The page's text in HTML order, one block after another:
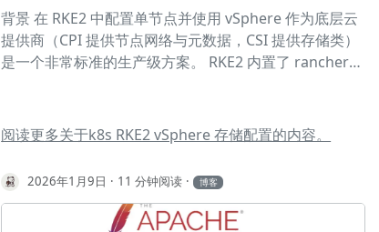
背景 在 RKE2 中配置单节点并使用 vSphere 作为底层云
提供商（CPI 提供节点网络与元数据，CSI 提供存储类）
是一个非常标准的生产级方案。 RKE2 内置了 rancher-
HelmChartConfig 将你的 vCenter 凭证注入给这些自动
部署的组件。 修改 vsphere 参数 在安装之前，你必须在
vCenter 中修改这台节点虚拟机的高级设置，否则 CSI 将
无法挂载存储卷： 关闭虚拟机，右键选择 编辑设置 (Edit
Settings)。 转到 虚拟机选项 (VM Options) > 高级
阅读更多关于k8s RKE2 vSphere 存储配置的内容。
2026年1月9日 11 分钟阅读 博客